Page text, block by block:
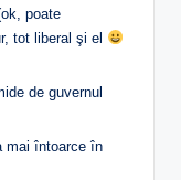
poate
tot liberal şi el
de guvernul
mai întoarce în